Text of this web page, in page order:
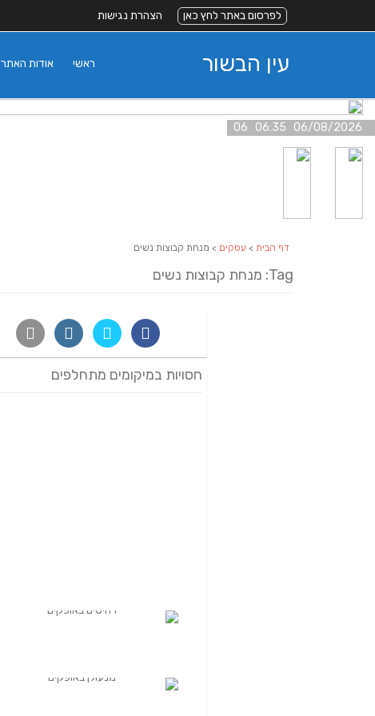
לפרסום באתר לחץ כאן הצהרת נגישות
עין הבשור אודות האתר ראשי
06/08/2026 06:35 06
דף הבית > עסקים > מנחת קבוצות נשים
Tag: מנחת קבוצות נשים
חסויות במיקומים מתחלפים